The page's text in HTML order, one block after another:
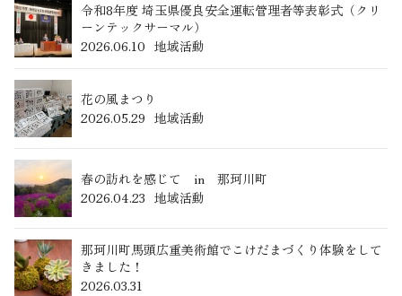
令和8年度 埼玉県優良安全運転管理者等表彰式（クリ
ーンテックサーマル）
2026.06.10 地域活動
花の風まつり
2026.05.29 地域活動
春の訪れを感じて in 那珂川町
2026.04.23 地域活動
那珂川町馬頭広重美術館でこけだまづくり体験をして
きました！
2026.03.31